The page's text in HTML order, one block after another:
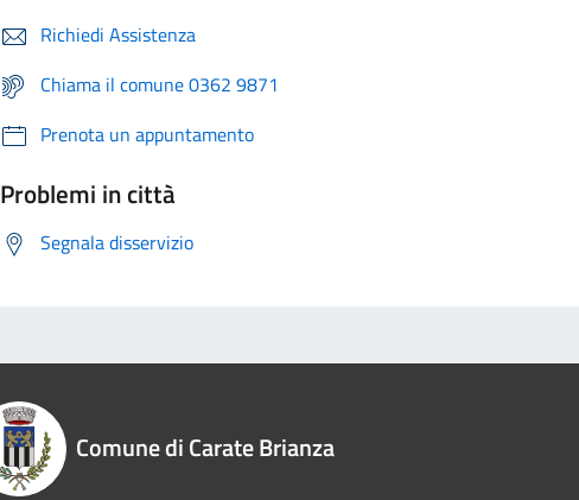
Richiedi Assistenza
Chiama il comune 0362 9871
Prenota un appuntamento
Problemi in città
Segnala disservizio
Comune di Carate Brianza